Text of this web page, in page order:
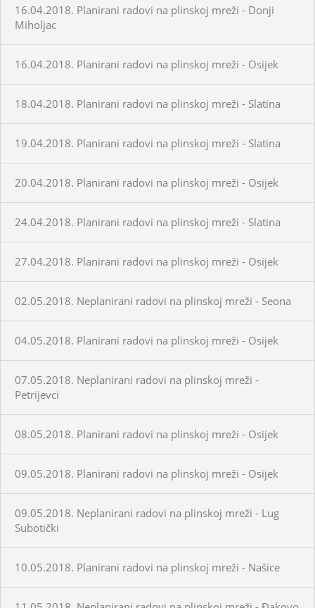
16.04.2018. Planirani radovi na plinskoj mreži - Donji
Miholjac
16.04.2018. Planirani radovi na plinskoj mreži - Osijek
18.04.2018. Planirani radovi na plinskoj mreži - Slatina
19.04.2018. Planirani radovi na plinskoj mreži - Slatina
20.04.2018. Planirani radovi na plinskoj mreži - Osijek
24.04.2018. Planirani radovi na plinskoj mreži - Slatina
27.04.2018. Planirani radovi na plinskoj mreži - Osijek
02.05.2018. Neplanirani radovi na plinskoj mreži - Seona
04.05.2018. Planirani radovi na plinskoj mreži - Osijek
07.05.2018. Neplanirani radovi na plinskoj mreži -
Petrijevci
08.05.2018. Planirani radovi na plinskoj mreži - Osijek
09.05.2018. Planirani radovi na plinskoj mreži - Osijek
09.05.2018. Neplanirani radovi na plinskoj mreži - Lug
Subotički
10.05.2018. Planirani radovi na plinskoj mreži - Našice